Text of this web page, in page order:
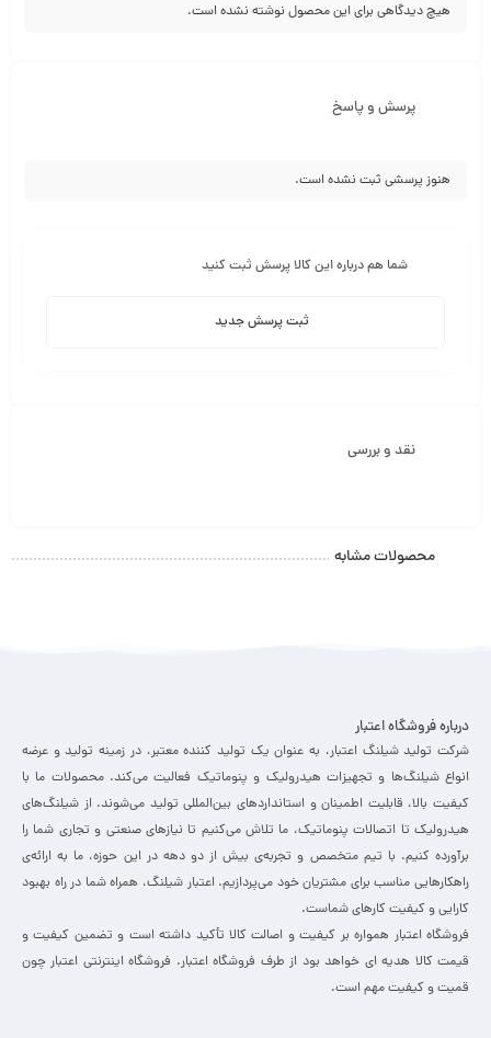
هیچ دیدگاهی برای این محصول نوشته نشده است.
پرسش و پاسخ
هنوز پرسشی ثبت نشده است.
شما هم درباره این کالا پرسش ثبت کنید
ثبت پرسش جدید
نقد و بررسی
محصولات مشابه
درباره فروشگاه اعتبار
شرکت تولید شیلنگ اعتبار، به عنوان یک تولید کننده معتبر، در زمینه تولید و عرضه
انواع شیلنگ‌ها و تجهیزات هیدرولیک و پنوماتیک فعالیت می‌کند. محصولات ما با
کیفیت بالا، قابلیت اطمینان و استانداردهای بین‌المللی تولید می‌شوند. از شیلنگ‌های
هیدرولیک تا اتصالات پنوماتیک، ما تلاش می‌کنیم تا نیازهای صنعتی و تجاری شما را
برآورده کنیم. با تیم متخصص و تجربه‌ی بیش از دو دهه در این حوزه، ما به ارائه‌ی
راهکارهایی مناسب برای مشتریان خود می‌پردازیم. اعتبار شیلنگ، همراه شما در راه بهبود
کارایی و کیفیت کارهای شماست.
فروشگاه اعتبار همواره بر کیفیت و اصالت کالا تأکید داشته است و تضمین کیفیت و
قیمت کالا هدیه ای خواهد بود از طرف فروشگاه اعتبار. فروشگاه اینترنتی اعتبار چون
قمیت و کیفیت مهم است.